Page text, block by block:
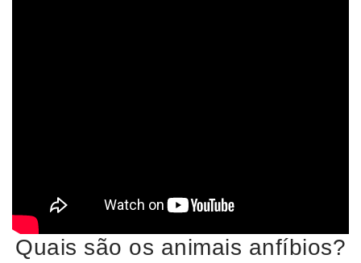
Quais são os animais anfíbios?